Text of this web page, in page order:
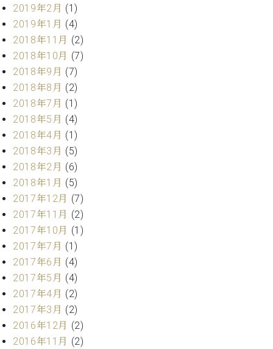
ィ
ス
ト
カ
ス
タ
ー
サ
ー
ビ
ス
(
調
)
ア
フ
タ
ー
サ
ビ
ス
(調
律)
2019年2月 (1)
2019年1月 (4)
2018年11月 (2)
2018年10月 (7)
2018年9月 (7)
2018年8月 (2)
2018年7月 (1)
2018年5月 (4)
2018年4月 (1)
2018年3月 (5)
2018年2月 (6)
2018年1月 (5)
2017年12月 (7)
2017年11月 (2)
2017年10月 (1)
2017年7月 (1)
2017年6月 (4)
2017年5月 (4)
2017年4月 (2)
2017年3月 (2)
2016年12月 (2)
2016年11月 (2)